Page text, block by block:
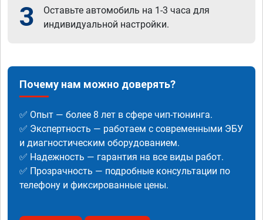
3
Оставьте автомобиль на 1-3 часа для
индивидуальной настройки.
Почему нам можно доверять?
✅ Опыт — более 8 лет в сфере чип-тюнинга.
✅ Экспертность — работаем с современными ЭБУ
и диагностическим оборудованием.
✅ Надежность — гарантия на все виды работ.
✅ Прозрачность — подробные консультации по
телефону и фиксированные цены.